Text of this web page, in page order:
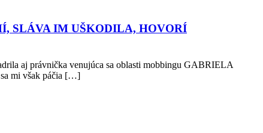
SLÁVA IM UŠKODILA, HOVORÍ
aj právnička venujúca sa oblasti mobbingu GABRIELA
sa mi však páčia […]